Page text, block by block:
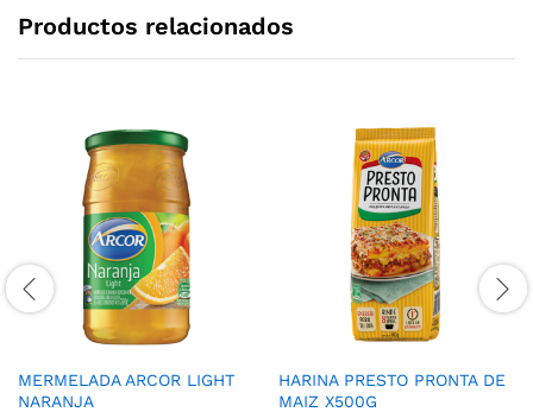
Productos relacionados
MERMELADA ARCOR LIGHT
NARANJA
HARINA PRESTO PRONTA DE
MAIZ X500G